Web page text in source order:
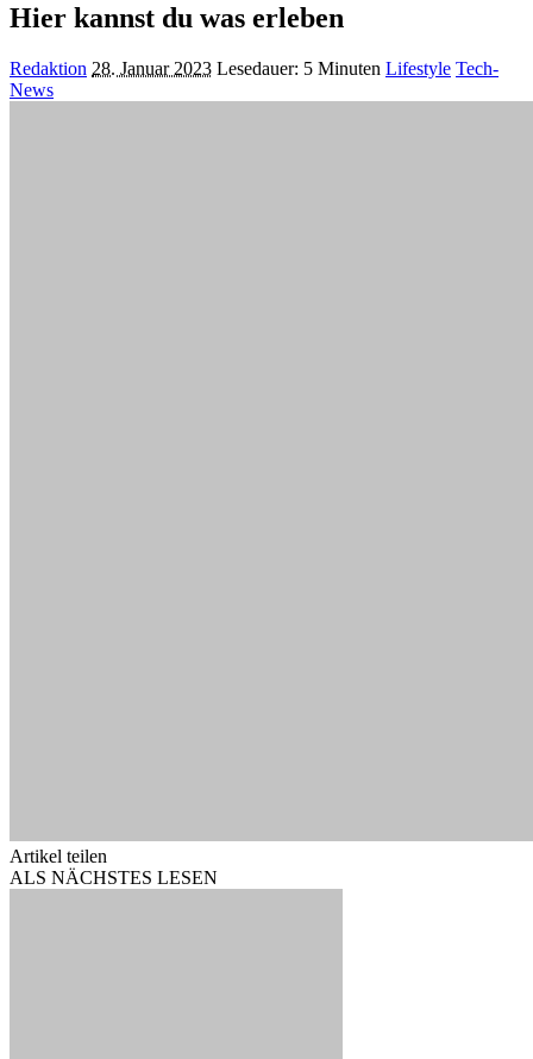
Hier kannst du was erleben
Posted
by
Redaktion 28. Januar 2023 Lesedauer: 5 Minuten Lifestyle Tech-
News
Artikel teilen
ALS NÄCHSTES LESEN